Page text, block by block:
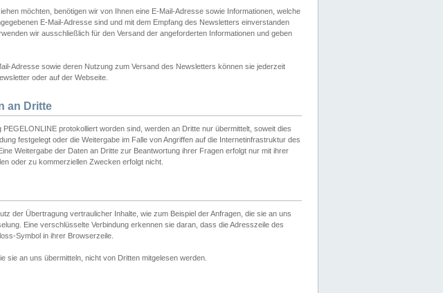
möchten, benötigen wir von Ihnen eine E-Mail-Adresse sowie Informationen, welche
E-Mail-Adresse sind und mit dem Empfang des Newsletters einverstanden
wir ausschließlich für den Versand der angeforderten Informationen und geben
Adresse sowie deren Nutzung zum Versand des Newsletters können sie jederzeit
oder auf der Webseite.
an Dritte
protokolliert worden sind, werden an Dritte nur übermittelt, soweit dies
festgelegt oder die Weitergabe im Falle von Angriffen auf die Internetinfrastruktur des
Weitergabe der Daten an Dritte zur Beantwortung ihrer Fragen erfolgt nur mit ihrer
oder zu kommerziellen Zwecken erfolgt nicht.
der Übertragung vertraulicher Inhalte, wie zum Beispiel der Anfragen, die sie an uns
Eine verschlüsselte Verbindung erkennen sie daran, dass die Adresszeile des
Symbol in ihrer Browserzeile.
sie an uns übermitteln, nicht von Dritten mitgelesen werden.